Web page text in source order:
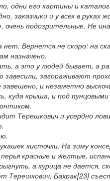
одни его картины и
заказчики и у всех в руках
подозрительные. Не
Вернется не скоро: на
назначено.
а это у людей бывает, а
загораживают
и незаметно
куда крыша, и под
Терешкович и усердно
кисточки. На зиму
красные и желтые,
а курица не дается,
Терешкович, Бахрак[23]